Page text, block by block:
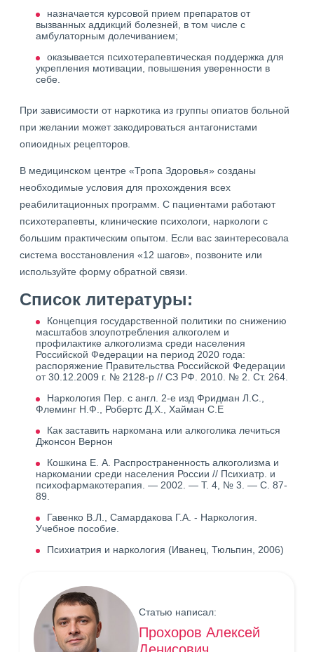
назначается курсовой прием препаратов от
вызванных аддикций болезней, в том числе с
амбулаторным долечиванием;
оказывается психотерапевтическая поддержка для
укрепления мотивации, повышения уверенности в
себе.
При зависимости от наркотика из группы опиатов больной
при желании может закодироваться антагонистами
опиоидных рецепторов.
В медицинском центре «Тропа Здоровья» созданы
необходимые условия для прохождения всех
реабилитационных программ. С пациентами работают
психотерапевты, клинические психологи, наркологи с
большим практическим опытом. Если вас заинтересовала
система восстановления «12 шагов», позвоните или
используйте форму обратной связи.
Список литературы:
Концепция государственной политики по снижению
масштабов злоупотребления алкоголем и
профилактике алкоголизма среди населения
Российской Федерации на период 2020 года:
распоряжение Правительства Российской Федерации
от 30.12.2009 г. № 2128-р // СЗ РФ. 2010. № 2. Ст. 264.
Наркология Пер. с англ. 2-е изд Фридман Л.С.,
Флеминг Н.Ф., Робертс Д.X., Хайман С.Е
Как заставить наркомана или алкоголика лечиться
Джонсон Вернон
Кошкина Е. А. Распространенность алкоголизма и
наркомании среди населения России // Психиатр. и
психофармакотерапия. — 2002. — Т. 4, № 3. — С. 87-
89.
Гавенко В.Л., Самардакова Г.А. - Наркология.
Учебное пособие.
Психиатрия и наркология (Иванец, Тюльпин, 2006)
Статью написал:
Прохоров Алексей
Денисович